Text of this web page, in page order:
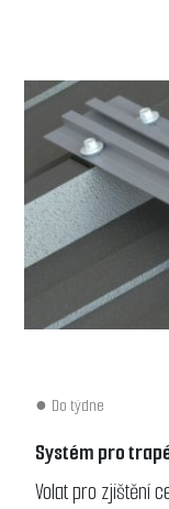
Do týdne
Systém pro
Volat pro zjištění